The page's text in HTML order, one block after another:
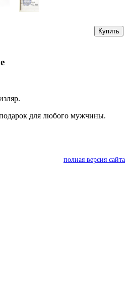
Купить
для любого мужчины.
полная версия сайта